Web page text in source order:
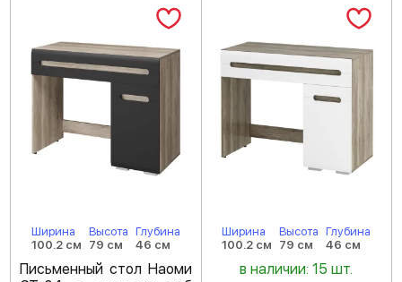
Ширина
100.2 см
Высота
79 см
Глубина
46 см
Письменный стол Наоми
Ширина
100.2 см
Высота
79 см
Глубина
46 см
в наличии: 15 шт.